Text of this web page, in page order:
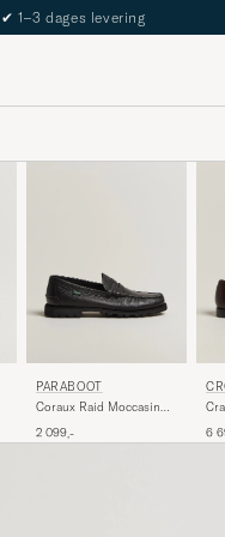
PARABOOT
Coraux Raid Moccasin
2 099,- 6